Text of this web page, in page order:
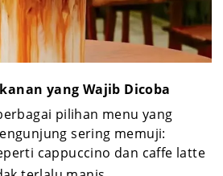
yang Wajib Dicoba
pilihan menu yang
sering memuji:
cappuccino dan caffe latte